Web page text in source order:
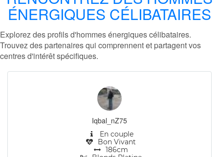
ÉNERGIQUES CÉLIBATAIRES
Explorez des profils d'hommes énergiques célibataires.
Trouvez des partenaires qui comprennent et partagent vos
centres d'intérêt spécifiques.
Iqbal_nZ75
En couple
Bon Vivant
186cm